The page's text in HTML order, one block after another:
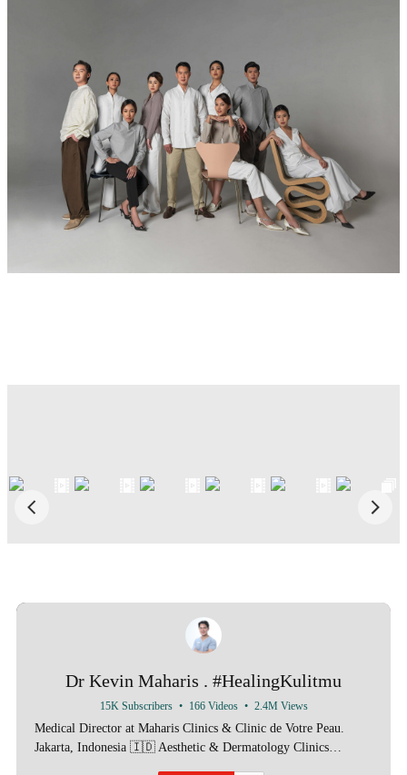
Dr Kevin Maharis . #HealingKulitmu
15K Subscribers • 166 Videos • 2.4M Views
Medical Director at Maharis Clinics & Clinic de Votre Peau.
Jakarta, Indonesia 🇮🇩 Aesthetic & Dermatology Clinics